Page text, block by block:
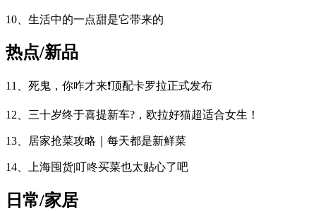
10、生活中的一点甜是它带来的
热点/新品
11、死鬼，你咋才来❗顶配卡罗拉正式发布
12、三十岁终于喜提新车?，欧拉好猫超适合女生！
13、居家抢菜攻略｜每天都是新鲜菜
14、上海囤货|叮咚买菜也太贴心了吧
日常/家居